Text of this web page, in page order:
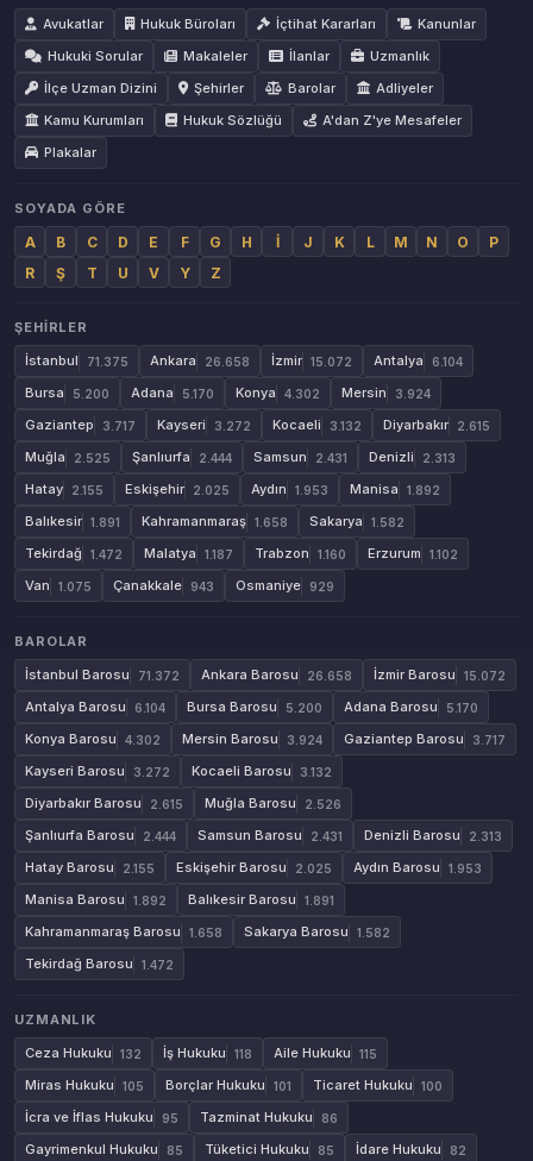
Avukatlar
Hukuk Büroları İçtihat Kararları
Kanunlar
Hukuki Sorular
Makaleler İlanlar
Uzmanlık
İlçe Uzman Dizini
Şehirler Barolar
Adliyeler
Kamu Kurumları
Hukuk Sözlüğü
A'dan Z'ye Mesafeler
Plakalar
SOYADA GÖRE
A B C D E F G H İ J K L M N O
P
R
Ş T U V Y Z
ŞEHIRLER
İstanbul
71.375 Ankara 26.658 İzmir 15.072 Antalya 6.104
Bursa 5.200 Adana 5.170 Konya 4.302 Mersin 3.924
Gaziantep 3.717 Kayseri 3.272 Kocaeli 3.132 Diyarbakır 2.615
Muğla 2.525 Şanlıurfa 2.444 Samsun 2.431 Denizli 2.313
Hatay 2.155 Eskişehir 2.025 Aydın 1.953 Manisa 1.892
Balıkesir 1.891 Kahramanmaraş 1.658 Sakarya 1.582
Tekirdağ 1.472 Malatya 1.187 Trabzon 1.160 Erzurum 1.102
Van 1.075 Çanakkale 943 Osmaniye 929
BAROLAR
İstanbul Barosu
71.372 Ankara Barosu 26.658 İzmir Barosu 15.072
Antalya Barosu 6.104 Bursa Barosu 5.200 Adana Barosu 5.170
Konya Barosu 4.302 Mersin Barosu 3.924 Gaziantep Barosu 3.717
Kayseri Barosu 3.272 Kocaeli Barosu 3.132
Diyarbakır Barosu 2.615 Muğla Barosu 2.526
Şanlıurfa Barosu 2.444 Samsun Barosu 2.431 Denizli Barosu 2.313
Hatay Barosu 2.155 Eskişehir Barosu 2.025 Aydın Barosu 1.953
Manisa Barosu 1.892 Balıkesir Barosu 1.891
Kahramanmaraş Barosu 1.658 Sakarya Barosu 1.582
Tekirdağ Barosu 1.472
UZMANLIK
Ceza Hukuku
132 İş Hukuku 118 Aile Hukuku 115
Miras Hukuku 105 Borçlar Hukuku 101 Ticaret Hukuku 100
İcra ve İflas Hukuku 95 Tazminat Hukuku 86
Gayrimenkul Hukuku 85 Tüketici Hukuku 85 İdare Hukuku 82